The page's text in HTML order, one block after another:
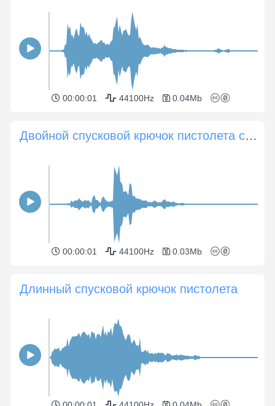
00:00:01 44100Hz 0.04Mb
Двойной спусковой крючок пистолета со щелчком
00:00:01 44100Hz 0.03Mb
Длинный спусковой крючок пистолета